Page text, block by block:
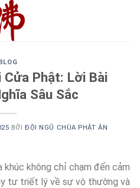
Cửa Phật: Lời Bài
Sâu Sắc
BỞIĐỘI NGŨ CHÙA PHẬT ÂN
khúc không chỉ chạm đến cảm
tư triết lý về sự vô thường và